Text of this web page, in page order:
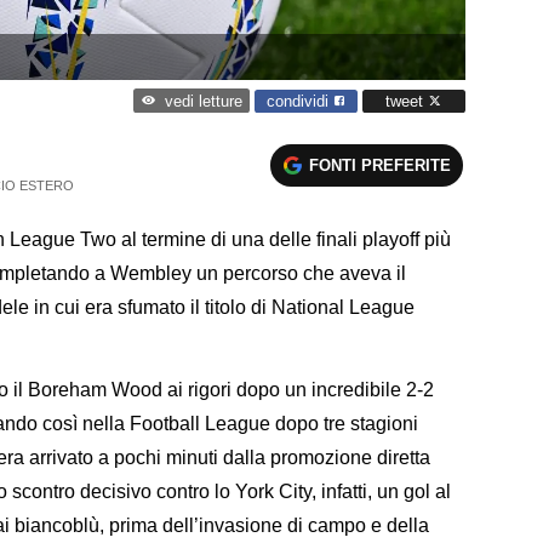
vedi letture condividi tweet
ESTERO
FONTI PREFERITE
League Two al termine di una delle finali playoff più
a Wembley un percorso che aveva il
in cui era sfumato il titolo di National League
il Boreham Wood ai rigori dopo un incredibile 2-2
così nella Football League dopo tre stagioni
arrivato a pochi minuti dalla promozione diretta
decisivo contro lo York City, infatti, un gol al
biancoblù, prima dell’invasione di campo e della